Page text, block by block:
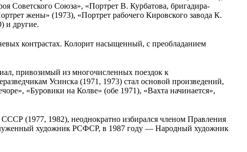
Советского Союза», «Портрет В. Курбатова, бригадира-
жены» (1973), «Портрет рабочего Кировского завода К.
и другие.
контрастах. Колорит насыщенный, с преобладанием
привозимый из многочисленных поездок к
Усинска (1971, 1973) стал основой произведений,
«Буровики на Колве» (обе 1971), «Вахта начинается»,
(1977, 1982), неоднократно избирался членом Правления
художник РСФСР, в 1987 году — Народный художник